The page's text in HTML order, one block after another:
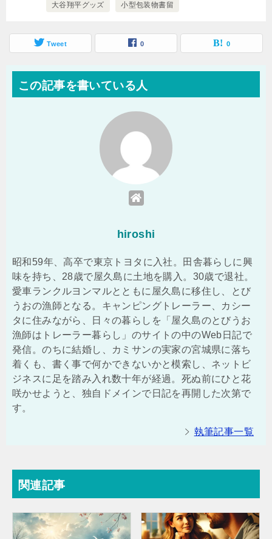
大谷翔平グッズ 小型包装物書留
Tweet 0 0
この記事を書いている人
hiroshi
昭和59年、高卒で東京トヨタに入社。田舎暮らしに興
味を持ち、28歳で屋久島に土地を購入。30歳で退社。
愛車ランクルヨンマルとともに屋久島に移住し、とび
うおの漁師となる。キャンピングトレーラー、カシー
タに住みながら、日々の暮らしを「屋久島のとびうお
漁師はトレーラー暮らし」のサイトの中のWeb日記で
発信。のちに結婚し、カミサンの実家の宮城県に落ち
着くも、書く事で何かできないかと模索し、ネットビ
ジネスに足を踏み入れ数十年が経過。死ぬ前にひと花
咲かせようと、独自ドメインで日記を再開した次第で
す。
執筆記事一覧
関連記事